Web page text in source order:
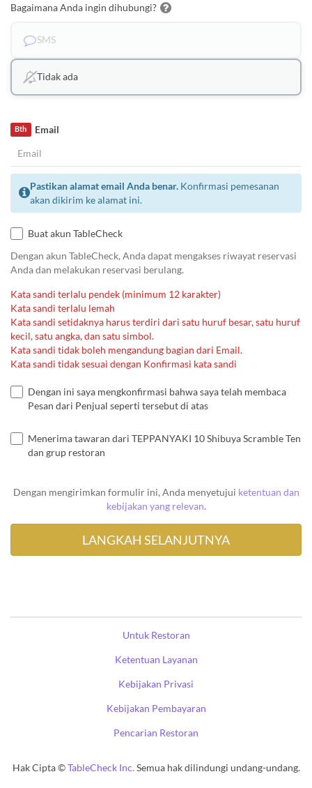
Bagaimana Anda ingin dihubungi?
SMS
Tidak ada
Email
Bth
Pastikan alamat email Anda benar. Konfirmasi pemesanan
akan dikirim ke alamat ini.
Buat akun TableCheck
Dengan akun TableCheck, Anda dapat mengakses riwayat reservasi
Anda dan melakukan reservasi berulang.
Kata sandi terlalu pendek (minimum 12 karakter)
Kata sandi terlalu lemah
Kata sandi setidaknya harus terdiri dari satu huruf besar, satu huruf
kecil, satu angka, dan satu simbol.
Kata sandi tidak boleh mengandung bagian dari Email.
Kata sandi tidak sesuai dengan Konfirmasi kata sandi
Dengan ini saya mengkonfirmasi bahwa saya telah membaca
Pesan dari Penjual seperti tersebut di atas
Menerima tawaran dari TEPPANYAKI 10 Shibuya Scramble Ten
dan grup restoran
Dengan mengirimkan formulir ini, Anda menyetujui ketentuan dan
kebijakan yang relevan.
Untuk Restoran
Ketentuan Layanan
Kebijakan Privasi
Kebijakan Pembayaran
Pencarian Restoran
Hak Cipta ©TableCheck Inc.Semua hak dilindungi undang-undang.